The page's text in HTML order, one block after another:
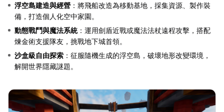
浮空島建造與經營 ：將飛船改造為移動基地，採集資源、製作裝
備，打造個人化空中家園。
動態戰鬥與魔法系統：運用劍盾近戰或魔法法杖遠程攻擊，搭配
煉金術支援隊友，挑戰地下城首領。
沙盒級自由探索 ：征服隨機生成的浮空島，破壞地形改變環境，
解開世界隱藏謎題。